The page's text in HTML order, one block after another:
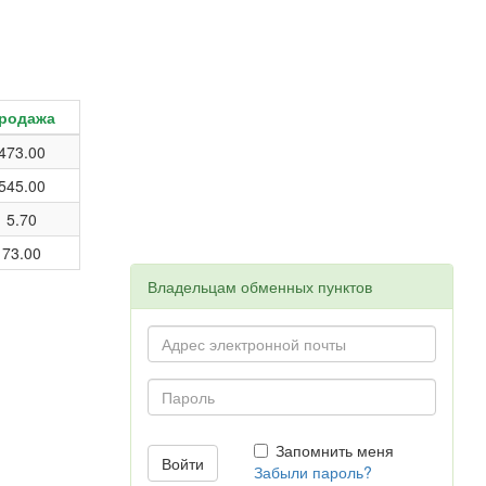
5.70
73.00
Владельцам обменных пунктов
Запомнить меня
Забыли пароль?